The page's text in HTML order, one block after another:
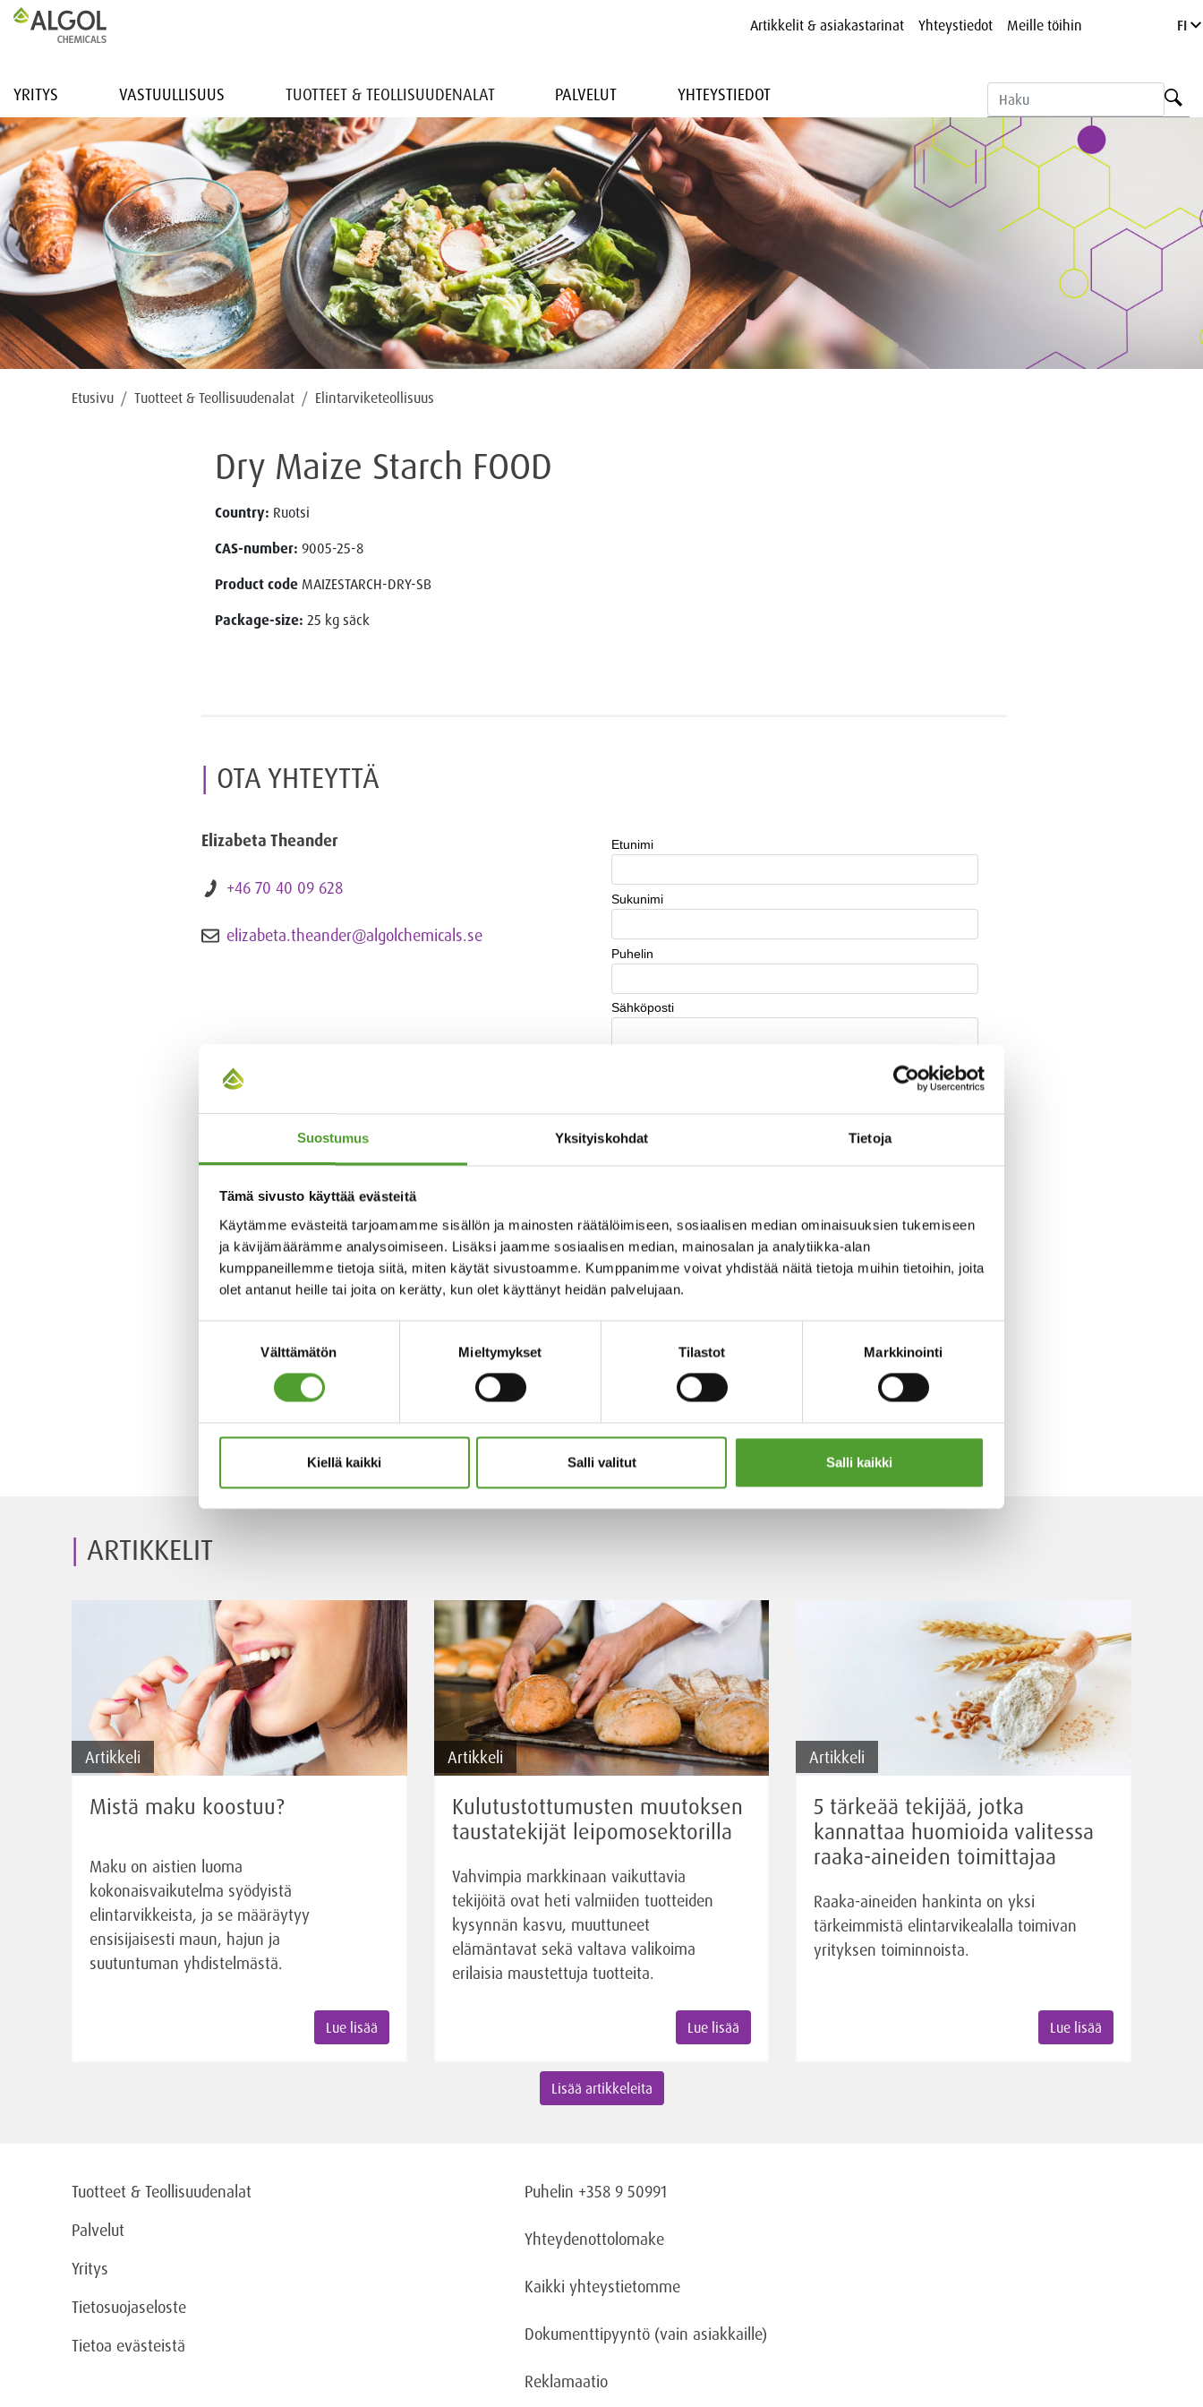
Suostumus Yksityiskohdat Tietoja
Tämä sivusto käyttää evästeitä
Käytämme evästeitä tarjoamamme sisällön ja mainosten räätälöimiseen, sosiaalisen median ominaisuuksien tukemiseen
ja kävijämäärämme analysoimiseen. Lisäksi jaamme sosiaalisen median, mainosalan ja analytiikka-alan
kumppaneillemme tietoja siitä, miten käytät sivustoamme. Kumppanimme voivat yhdistää näitä tietoja muihin tietoihin, joita
olet antanut heille tai joita on kerätty, kun olet käyttänyt heidän palvelujaan.
Välttämätön Mieltymykset Tilastot Markkinointi
Kiellä kaikki Salli valitut Salli kaikki
Artikkelit & asiakastarinat Yhteystiedot Meille töihin FI
YRITYS VASTUULLISUUS TUOTTEET & TEOLLISUUDENALAT PALVELUT YHTEYSTIEDOT
Etusivu Tuotteet & Teollisuudenalat Elintarviketeollisuus
Dry Maize Starch FOOD
Country: Ruotsi
CAS-number: 9005-25-8
Product code MAIZESTARCH-DRY-SB
Package-size: 25 kg säck
OTA YHTEYTTÄ
Elizabeta Theander
+46 70 40 09 628
elizabeta.theander@algolchemicals.se
ARTIKKELIT
Artikkeli
Mistä maku koostuu?
Maku on aistien luoma
kokonaisvaikutelma syödyistä
elintarvikkeista, ja se määräytyy
ensisijaisesti maun, hajun ja
suutuntuman yhdistelmästä.
Lue lisää
Artikkeli
Kulutustottumusten muutoksen
taustatekijät leipomosektorilla
Vahvimpia markkinaan vaikuttavia
tekijöitä ovat heti valmiiden tuotteiden
kysynnän kasvu, muuttuneet
elämäntavat sekä valtava valikoima
erilaisia maustettuja tuotteita.
Lue lisää
Artikkeli
5 tärkeää tekijää, jotka
kannattaa huomioida valitessa
raaka-aineiden toimittajaa
Raaka-aineiden hankinta on yksi
tärkeimmistä elintarvikealalla toimivan
yrityksen toiminnoista.
Lue lisää
Lisää artikkeleita
Tuotteet & Teollisuudenalat
Palvelut
Yritys
Tietosuojaseloste
Tietoa evästeistä
Puhelin +358 9 50991
Yhteydenottolomake
Kaikki yhteystietomme
Dokumenttipyyntö (vain asiakkaille)
Reklamaatio